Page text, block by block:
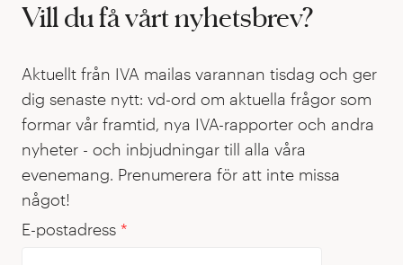
Vill du få vårt nyhetsbrev?
Aktuellt från IVA mailas varannan tisdag och ger
dig senaste nytt: vd-ord om aktuella frågor som
formar vår framtid, nya IVA-rapporter och andra
nyheter - och inbjudningar till alla våra
evenemang. Prenumerera för att inte missa
något!
E-postadress *